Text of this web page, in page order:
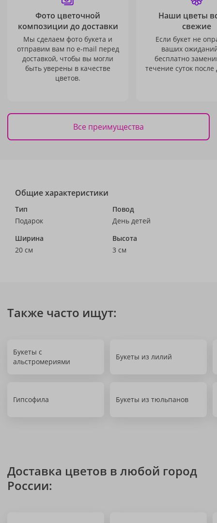
Фото цветочной
композиции до доставки
Мы сделаем фото букета и
отправим вам по e-mail перед
доставкой, чтобы вы могли
быть уверены в качестве
цветов.
Наши цветы
свежие
Если букет не
ваших
бесплатно
течение суток после
Все преимущества
Общие характеристики
Тип
Подарок
Повод
День детей
Ширина
20 см
Высота
3 см
Также часто ищут:
Букеты с
альстромериями
Букеты из лилий
Гипсофила Букеты из тюльпанов
Доставка цветов в любой город
России: